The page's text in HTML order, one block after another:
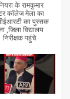
के रामकुमार
कॉलेज मेला का
का पुस्तक
,जिला विद्यालय
निरीक्षक पहुंचे